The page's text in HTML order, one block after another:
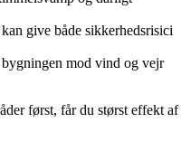
give både sikkerhedsrisici
mod vind og vejr
først, får du størst effekt af